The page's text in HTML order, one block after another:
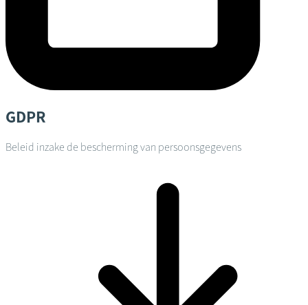
GDPR
Beleid inzake de bescherming van persoonsgegevens